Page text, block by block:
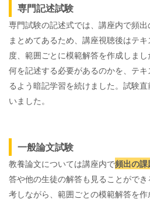
専門記述試験
専門試験の記述式では、講座内で頻
まとめてあるため、講座視聴後はテ
度、範囲ごとに模範解答を作成しま
何を記述する必要があるのかを、テ
るよう暗記学習を続けました。試験
いました。
一般論文試験
教養論文については講座内で頻出の課
答や他の生徒の解答も見ることがで
考しながら、範囲ごとの模範解答を